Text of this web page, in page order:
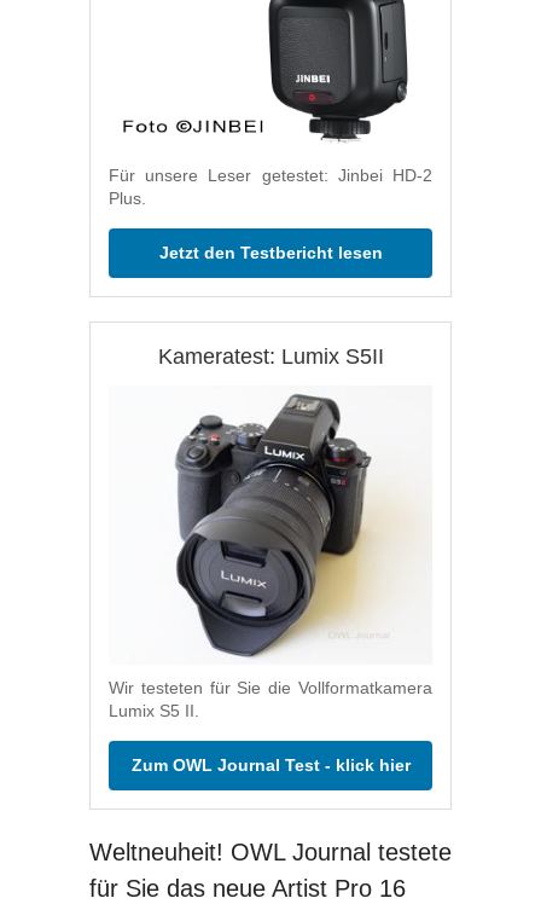
Für unsere Leser getestet: Jinbei HD-2
Plus.
Jetzt den Testbericht lesen
Kameratest: Lumix S5II
Wir testeten für Sie die Vollformatkamera
Lumix S5 II.
Zum OWL Journal Test - klick hier
Weltneuheit! OWL Journal testete
für Sie das neue Artist Pro 16